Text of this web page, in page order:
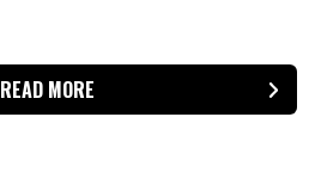
READ MORE